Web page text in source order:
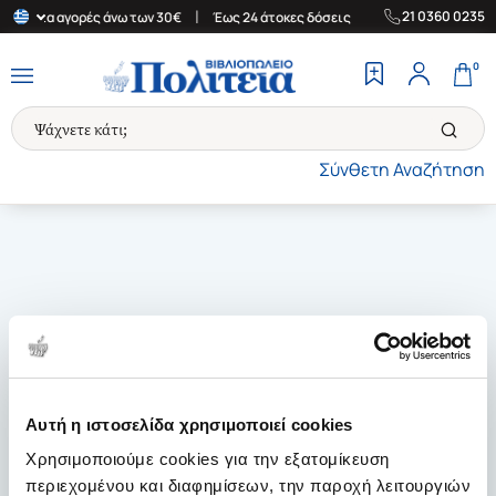
Αυτή η ιστοσελίδα χρησιμοποιεί cookies
Χρησιμοποιούμε cookies για την εξατομίκευση
περιεχομένου και διαφημίσεων, την παροχή λειτουργιών
για αγορές άνω των 30€ Έως 24 άτοκες δόσεις | Δωρεάν
21 0360 0235
Σύνθετη Αναζήτηση
0